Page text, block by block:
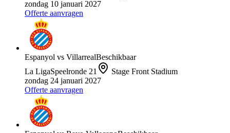
zondag 10 januari 2027
Offerte aanvragen
Espanyol vs VillarrealBeschikbaar
La LigaSpeelronde 21
Stage Front Stadium
zondag 24 januari 2027
Offerte aanvragen